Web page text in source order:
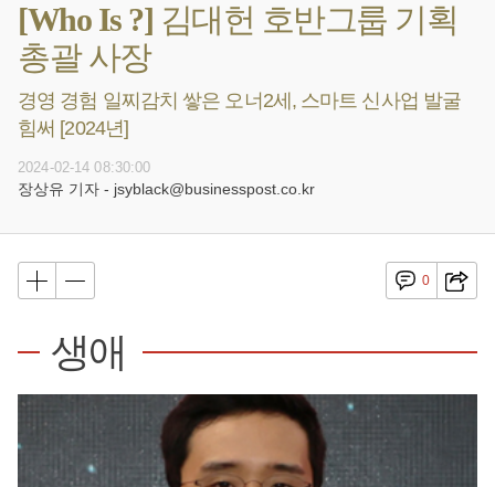
[Who Is ?] 김대헌 호반그룹 기획
총괄 사장
경영 경험 일찌감치 쌓은 오너2세, 스마트 신사업 발굴
힘써 [2024년]
2024-02-14 08:30:00
장상유 기자 - jsyblack@businesspost.co.kr
0
생애